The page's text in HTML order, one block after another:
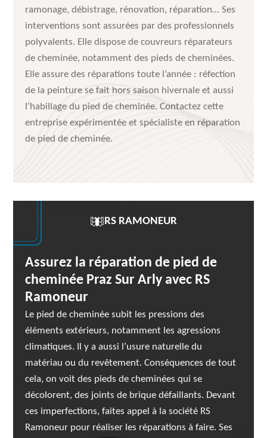
ramonage, débistrage, rénovation, réparation… Ses
interventions sont assurées par des professionnels
polyvalents. Elle dispose de couvreurs réparateurs
de cheminée, notamment des pieds de cheminées.
Elle assure des réparations toute l’année : réfection
de la peinture se fait hors saison hivernale et aussi
l’habillage du pied de cheminée. Contactez cette
entreprise expérimentée et spécialiste en réparation
de pied de cheminée.
RS RAMONEUR
Assurez la réparation de pied de
cheminée Praz Sur Arly avec RS
Ramoneur
Le pied de cheminée subit les pressions des
éléments extérieurs, notamment les agressions
climatiques. Il y a aussi l’usure naturelle du
matériau ou du revêtement. Conséquences de tout
cela, on voit des pieds de cheminées qui se
décolorent, des joints de brique défaillants. Devant
ces imperfections, faites appel à la société RS
Ramoneur pour réaliser les réparations à faire. Ses